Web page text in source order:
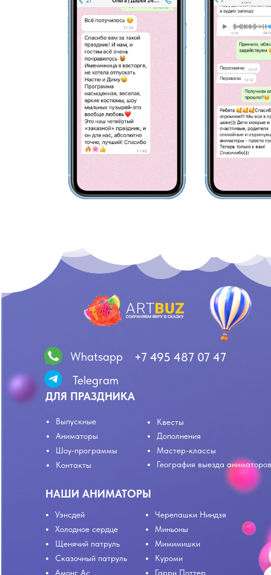
НАШИ АНИМАТОРЫ
Уэнсдей
Холодное сердце
Щенячий патруль
Сказочный патруль
Амонг Ас
Черепашки Ниндзя
Миньоны
Мимимишки
Куроми
Гарри Поттер
+7 495 487 07 47
ДЛЯ ПРАЗДНИКА
Аниматоры
Шоу-программы
Квесты
Мастер-классы
Дополнения
Whatsapp
Telegram
Контакты География выезда аниматоров
Выпускные